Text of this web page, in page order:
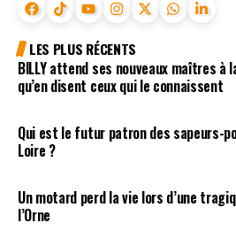
LES PLUS RÉCENTS
BILLY attend ses nouveaux maîtres à
qu’en disent ceux qui le connaissent
Qui est le futur patron des sapeurs-
Loire ?
Un motard perd la vie lors d’une
l’Orne